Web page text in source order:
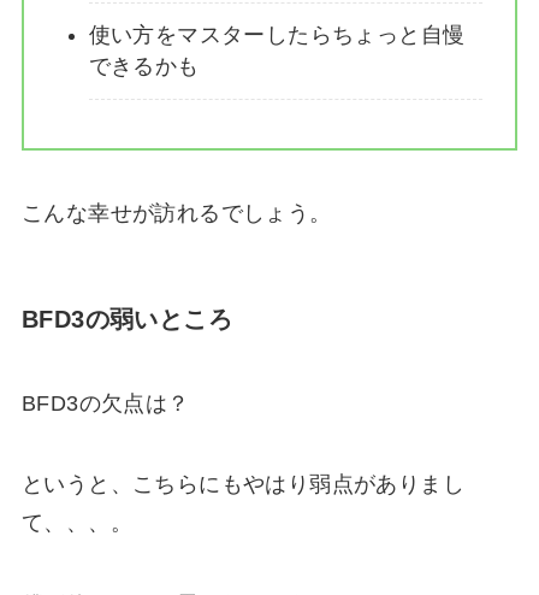
使い方をマスターしたらちょっと自慢
できるかも
こんな幸せが訪れるでしょう。
BFD3の弱いところ
BFD3の欠点は？
というと、こちらにもやはり弱点があり まし
て、、、。